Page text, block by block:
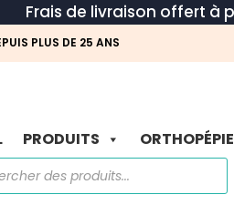
Frais de livraison offert à
PLUS DE 25 ANS
PRODUITS